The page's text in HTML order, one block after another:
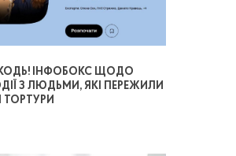
ІНФОБОКС ЩОДО
З ЛЮДЬМИ, ЯКІ ПЕРЕЖИЛИ
ТОРТУРИ